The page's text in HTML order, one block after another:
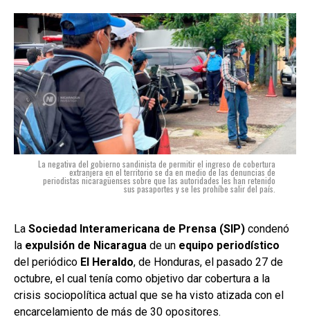
La negativa del gobierno sandinista de permitir el ingreso de cobertura
extranjera en el territorio se da en medio de las denuncias de
periodistas nicaragüenses sobre que las autoridades les han retenido
sus pasaportes y se les prohíbe salir del país.
La Sociedad Interamericana de Prensa (SIP) condenó
la expulsión de Nicaragua de un equipo periodístico
del periódico El Heraldo, de Honduras, el pasado 27 de
octubre, el cual tenía como objetivo dar cobertura a la
crisis sociopolítica actual que se ha visto atizada con el
encarcelamiento de más de 30 opositores.